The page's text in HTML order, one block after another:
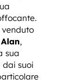
venduto
Alan,
sua
suoi